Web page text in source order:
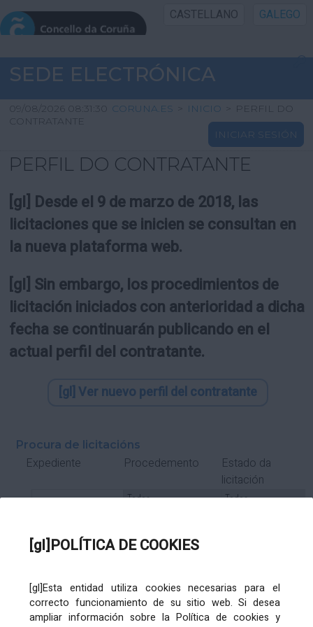
[gl]POLÍTICA DE COOKIES
[gl]Esta entidad utiliza cookies necesarias para el
correcto funcionamiento de su sitio web. Si desea
ampliar información sobre la Política de cookies y
CASTELLANO GALEGO
INICIO SEDE
INICIO
INFORMACIÓN PÚBLICA
UTILIDADES
SEDE ELECTRÓNICA
09/08/2026 08:31:30 CORUNA.ES > INICIO > PERFIL DO
CONTRATANTE
INICIAR SESIÓN
PERFIL DO CONTRATANTE
[gl] Desde el 9 de marzo de 2018, las
licitaciones que se inicien se consultan en
la nueva plataforma web.
[gl] Sin embargo, los procedimientos de
licitación iniciados con anterioridad a dicha
fecha se continuarán publicando en el
actual perfil del contratante.
[gl] Ver nuevo perfil del contratante
Procura de licitacións
Expediente Procedemento
Estado da
licitación
Subcontrato Tramitación
Órgano de contratación Título